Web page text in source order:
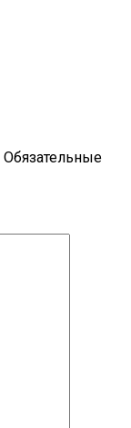
Обязательные